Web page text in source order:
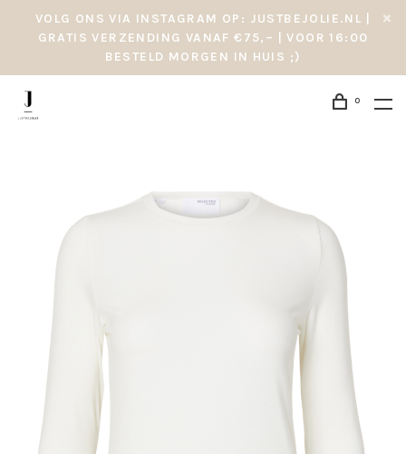
VOLG ONS VIA INSTAGRAM OP: JUSTBEJOLIE.NL |
GRATIS VERZENDING VANAF €75,– | VOOR 16:00
BESTELD MORGEN IN HUIS ;)
0